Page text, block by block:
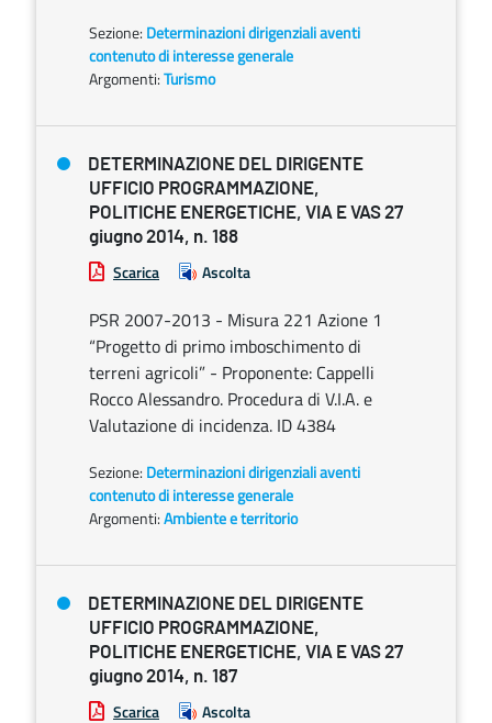
Sezione: Determinazioni dirigenziali aventi
contenuto di interesse generale
Argomenti:Turismo
DETERMINAZIONE DEL DIRIGENTE
UFFICIO PROGRAMMAZIONE,
POLITICHE ENERGETICHE, VIA E VAS 27
giugno 2014, n. 188
Scarica Ascolta
PSR 2007-2013 - Misura 221 Azione 1
“Progetto di primo imboschimento di
terreni agricoli” - Proponente: Cappelli
Rocco Alessandro. Procedura di V.I.A. e
Valutazione di incidenza. ID 4384
Sezione: Determinazioni dirigenziali aventi
contenuto di interesse generale
Argomenti:Ambiente e territorio
DETERMINAZIONE DEL DIRIGENTE
UFFICIO PROGRAMMAZIONE,
POLITICHE ENERGETICHE, VIA E VAS 27
giugno 2014, n. 187
Scarica Ascolta